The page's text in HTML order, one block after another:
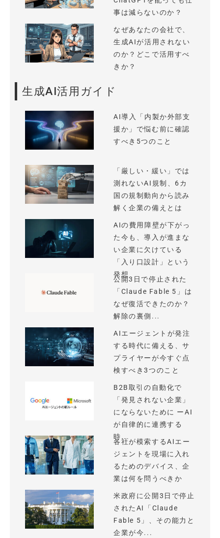
事は減らないのか？
なぜあなたの会社で、
生成AIが活用されない
のか？どこで活用すべ
きか？
生成AI活用ガイド
AI導入「内製か外部支
援か」で悩む前に確認
すべき5つのこと
「厳しい・緩い」では
測れないAI規制、6カ
国の規制動向から読み
解く企業の備えとは
AIの費用障壁が下がっ
た今も、導入が進まな
い企業に欠けている
「入り口設計」という
発想
公開3日で停止された
「Claude Fable 5」は
なぜ復活できたのか？
解除の裏側...
AIエージェントが発注
する時代に備える、サ
プライヤーが今すぐ点
検すべき3つのこと
B2B取引の自動化で
「発見されない企業」
にならないために ーAI
が自律的に連携する
時...
各社が模索するAIエー
ジェントを現場に入れ
るためのデバイス、企
業は何を問うべきか
米政府に公開3日で停止
されたAI「Claude
Fable 5」、その能力と
企業が今...